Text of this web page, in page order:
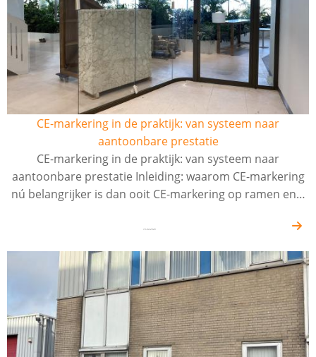
CE-markering in de praktijk: van systeem naar
aantoonbare prestatie
CE-markering in de praktijk: van systeem naar
aantoonbare prestatie Inleiding: waarom CE-markering
nú belangrijker is dan ooit CE-markering op ramen en…
16-04-2026